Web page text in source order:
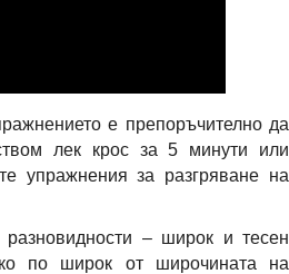
е препоръчително да
лек крос за 5 минути или
упражнения за разгряване на
– широк и тесен
по широк от широчината на